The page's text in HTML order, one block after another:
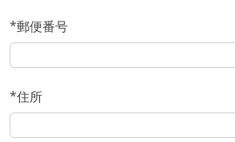
*郵便番号
*住所